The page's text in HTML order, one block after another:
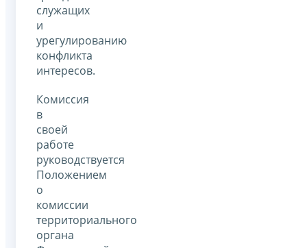
служащих
и
урегулированию
конфликта
интересов.
Комиссия
в
своей
работе
руководствуется
Положением
о
комиссии
территориального
органа